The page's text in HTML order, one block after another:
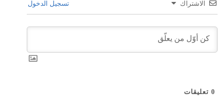
الاشتراك تسجيل الدخول
0 تعليقات